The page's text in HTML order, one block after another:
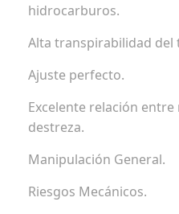
hidrocarburos.
Alta transpirabilidad del
Ajuste perfecto.
Excelente relación
destreza.
Manipulación General.
Riesgos Mecánicos.